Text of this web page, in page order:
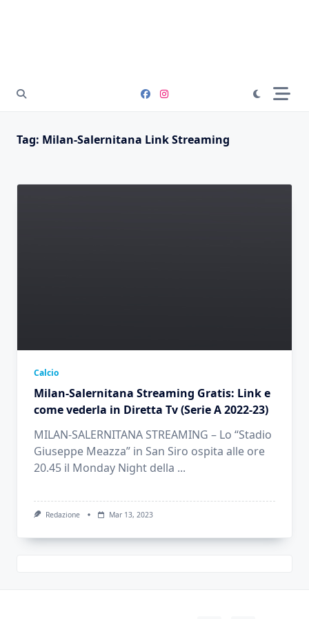
Tag: Milan-Salernitana Link Streaming
Calcio
Milan-Salernitana Streaming Gratis: Link e
come vederla in Diretta Tv (Serie A 2022-23)
MILAN-SALERNITANA STREAMING – Lo “Stadio
Giuseppe Meazza” in San Siro ospita alle ore
20.45 il Monday Night della ...
Redazione Mar 13, 2023